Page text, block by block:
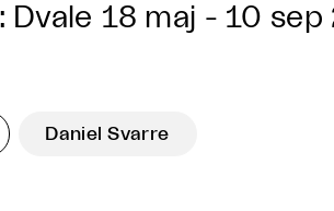
Dvale 18 maj - 10 sep
Daniel Svarre